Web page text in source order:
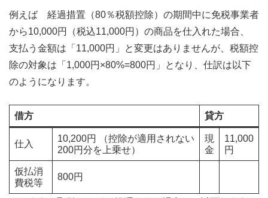
例えば 経過措置（80％税額控除）の期間中に免税事業者
から10,000円（税込11,000円）の商品を仕入れた場合、
支払う金額は「11,000円」と変更はありませんが、税額控
除の対象は「1,000円×80%=800円」となり、仕訳は以下
のようになります。
借方 貸方
仕入
10,200円 （控除が適用されない
200円分を上乗せ）
現
金
11,000
円
仮払消
費税等
800円